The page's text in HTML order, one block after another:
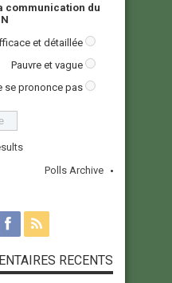
communication du
et détaillée
Pauvre et vague
se prononce pas
Polls Archive
RECENTS